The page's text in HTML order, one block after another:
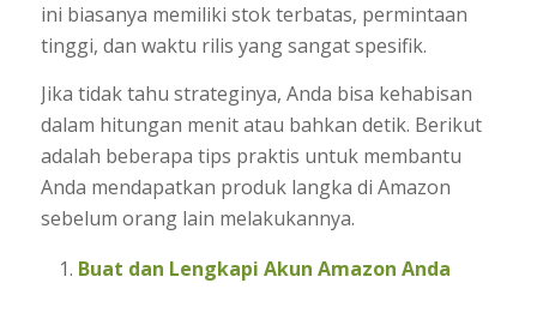
ini biasanya memiliki stok terbatas, permintaan
tinggi, dan waktu rilis yang sangat spesifik.
Jika tidak tahu strateginya, Anda bisa kehabisan
dalam hitungan menit atau bahkan detik. Berikut
adalah beberapa tips praktis untuk membantu
Anda mendapatkan produk langka di Amazon
sebelum orang lain melakukannya.
Buat dan Lengkapi Akun Amazon Anda